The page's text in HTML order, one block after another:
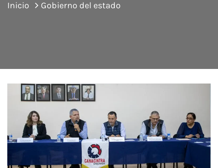
Inicio Gobierno del estado